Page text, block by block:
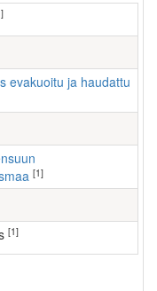
evakuoitu ja haudattu
[1]
[1]